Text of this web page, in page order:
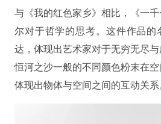
与《我的红色家乡》相比，《一
尔对于哲学的思考。这件作品的
达，体现出艺术家对于无穷无尽
恒河之沙一般的不同颜色粉末在空
体现出物体与空间之间的互动关系